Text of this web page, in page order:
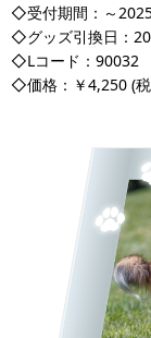
◇受付期間：～
◇グッズ引換日：
◇Lコード：90032
◇価格：￥4,250 (